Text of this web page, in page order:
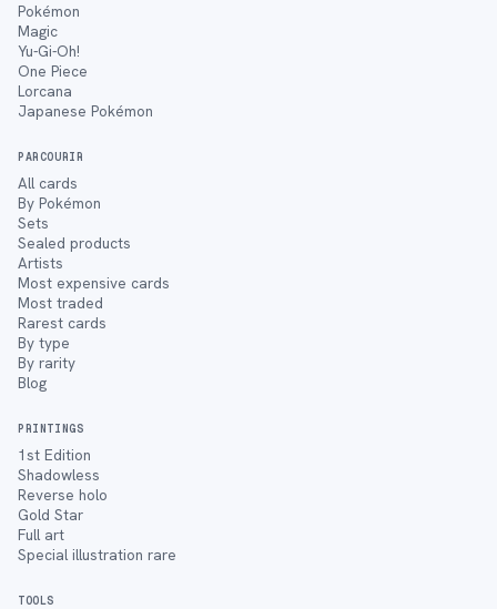
Pokémon
Magic
Yu-Gi-Oh!
One Piece
Lorcana
Japanese Pokémon
PARCOURIR
All cards
By Pokémon
Sets
Sealed products
Artists
Most expensive cards
Most traded
Rarest cards
By type
By rarity
Blog
PRINTINGS
1st Edition
Shadowless
Reverse holo
Gold Star
Full art
Special illustration rare
TOOLS